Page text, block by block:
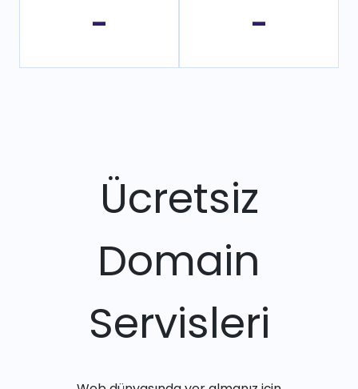
- -
Ücretsiz
Domain
Servisleri